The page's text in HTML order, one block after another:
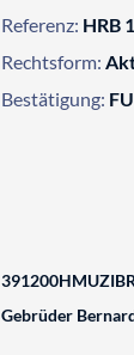
Referenz: HRB
Rechtsform:
Bestätigung:
Gebrüder